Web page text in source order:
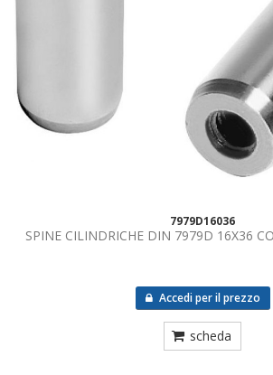
7979D16036
SPINE CILINDRICHE DIN 7979D 16X36
Accedi per il prezzo
scheda